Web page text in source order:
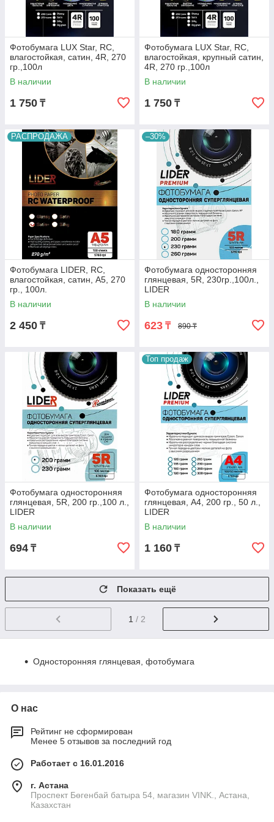
Фотобумага LUX Star, RC,
влагостойкая, сатин, 4R, 270
гр.,100л
В наличии
1 750 ₸
Фотобумага LUX Star, RC,
влагостойкая, крупный сатин,
4R, 270 гр.,100л
В наличии
1 750 ₸
РАСПРОДАЖА
Фотобумага LIDER, RC,
влагостойкая, сатин, A5, 270
гр., 100л.
В наличии
2 450 ₸
–30%
Фотобумага односторонняя
глянцевая, 5R, 230гр.,100л.,
LIDER
В наличии
623 ₸ 890 ₸
Фотобумага односторонняя
глянцевая, 5R, 200 гр.,100 л.,
LIDER
В наличии
694 ₸
Топ продаж
Фотобумага односторонняя
глянцевая, A4, 200 гр., 50 л.,
LIDER
В наличии
1 160 ₸
Показать ещё
1 / 2
Односторонняя глянцевая, фотобумага
О нас
Рейтинг не сформирован
Менее 5 отзывов за последний год
Работает с 16.01.2016
г. Астана
Проспект Бөгенбай батыра 54, магазин VINK., Астана,
Казахстан